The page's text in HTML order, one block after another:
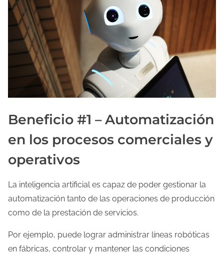
Beneficio #1 – Automatización
en los procesos comerciales y
operativos
La inteligencia artificial es capaz de poder gestionar la
automatización tanto de las operaciones de producción
como de la prestación de servicios.
Por ejemplo, puede lograr administrar líneas robóticas
en fábricas, controlar y mantener las condiciones